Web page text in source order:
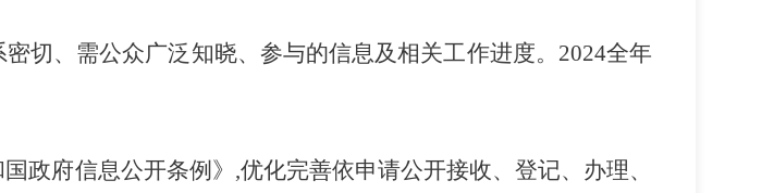
切、需公众广泛知晓、参与的信息及相关工作进度。 2024全年
政府信息公开条例》 ,优化完善依申请公开接收、登记、办理、